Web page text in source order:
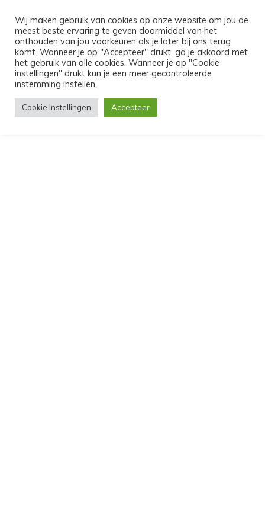
MENU
HUNTER
Wij maken gebruik van cookies op onze website om jou de
meest beste ervaring te geven doormiddel van het
onthouden van jou voorkeuren als je later bij ons terug
komt. Wanneer je op "Accepteer" drukt, ga je akkoord met
het gebruik van alle cookies. Wanneer je op "Cookie
instellingen" drukt kun je een meer gecontroleerde
instemming instellen.
Cookie Instellingen Accepteer